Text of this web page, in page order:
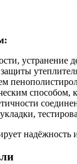
устранение
способом,